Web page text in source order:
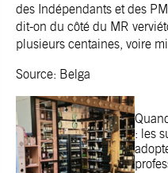
des Indépendants et des
dit-on du côté du MR
plusieurs centaines, voire
Source: Belga
: les